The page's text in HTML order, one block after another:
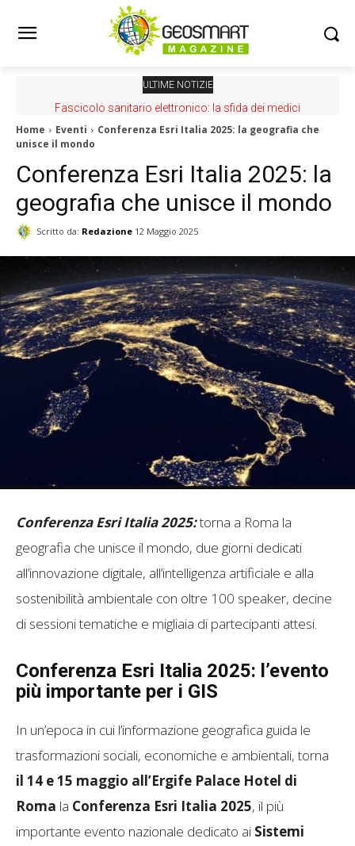
ULTIME NOTIZIE
Fascicolo sanitario elettronico: la sfida dei medici
Home Eventi
Conferenza Esri Italia 2025: la geografia che
unisce il mondo
Conferenza Esri Italia 2025: la
geografia che unisce il mondo
Scritto da: Redazione 12 Maggio 2025
Conferenza Esri Italia 2025:torna a Roma la
geografia che unisce il mondo, due giorni dedicati
all’innovazione digitale, all’intelligenza artificiale e alla
sostenibilità ambientale con oltre 100 speaker, decine
di sessioni tematiche e migliaia di partecipanti attesi.
Conferenza Esri Italia 2025: l’evento
più importante per i GIS
In un’epoca in cui l’informazione geografica guida le
trasformazioni sociali, economiche e ambientali, torna
il 14 e 15 maggio all’Ergife Palace Hotel di
Roma la Conferenza Esri Italia 2025, il più
importante evento nazionale dedicato ai Sistemi